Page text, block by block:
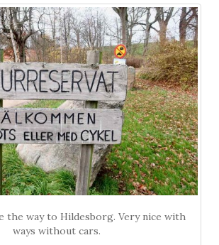
the way to Hildesborg. Very nice with
ways without cars.